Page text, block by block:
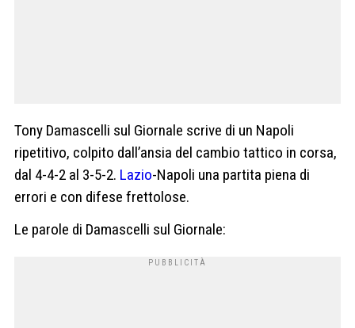
Tony Damascelli sul Giornale scrive di un Napoli
ripetitivo, colpito dall’ansia del cambio tattico in corsa,
dal 4-4-2 al 3-5-2. Lazio-Napoli una partita piena di
errori e con difese frettolose.
Le parole di Damascelli sul Giornale: